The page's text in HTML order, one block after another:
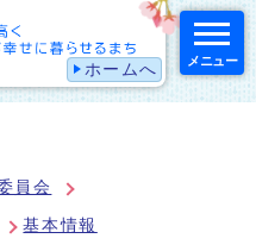
ホームへ メニュー
員会
基本情報